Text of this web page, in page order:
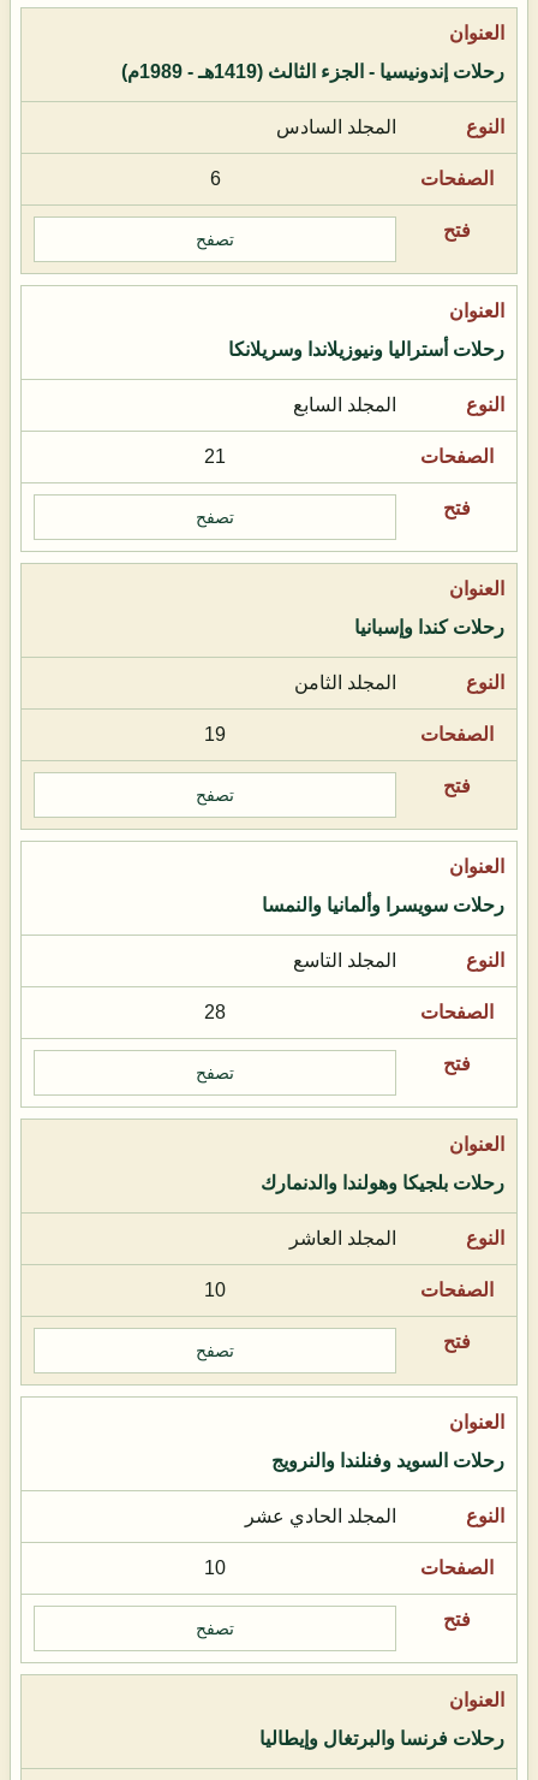
رحلات إندونيسيا - الجزء الثالث (1419هـ - 1989م)
المجلد السادس
6
تصفح
رحلات أستراليا ونيوزيلاندا وسريلانكا
المجلد السابع
21
تصفح
رحلات كندا وإسبانيا
المجلد الثامن
19
تصفح
رحلات سويسرا وألمانيا والنمسا
المجلد التاسع
28
تصفح
رحلات بلجيكا وهولندا والدنمارك
المجلد العاشر
10
تصفح
رحلات السويد وفنلندا والنرويج
المجلد الحادي عشر
10
تصفح
رحلات فرنسا والبرتغال وإيطاليا